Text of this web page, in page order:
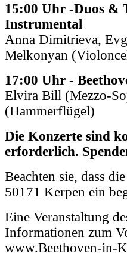
15:00 Uhr -Duos &
Instrumental
Anna Dimitrieva,
Melkonyan
17:00 Uhr -
Elvira Bill (Mezzo-
(Hammerflügel)
Die Konzerte sind
erforderlich.
Beachten sie, dass
50171 Kerpen ein
Eine Veranstaltung
Informationen zum
www.Beethoven-in-